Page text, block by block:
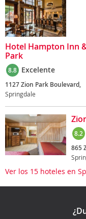
Hotel Hampton Inn
Park
8.8 Excelente
1127 Zion Park Boulevard,
Springdale
8.2
865
Ver los 15 hoteles en